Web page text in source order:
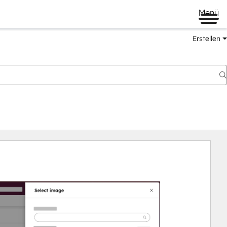
Menü
Erstellen